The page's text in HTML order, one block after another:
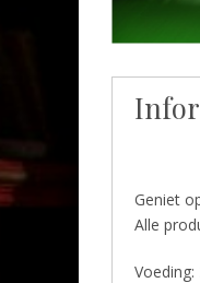
Geniet
Alle
Voeding: